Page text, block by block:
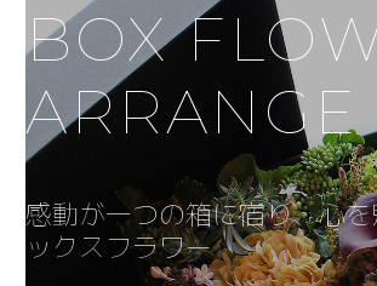
BOX
ARRANGE
感動が一つの箱に宿り、心
ックスフラワー